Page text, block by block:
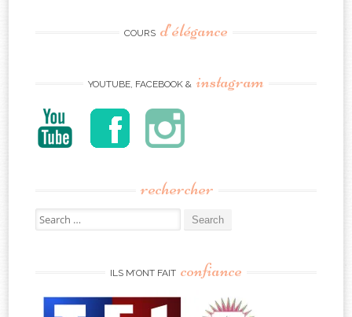
COURS d’élégance
YOUTUBE, FACEBOOK & instagram
rechercher
Search
for:
ILS M’ONT FAIT confiance